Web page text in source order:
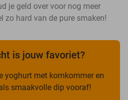
je geld over voor nog meer
zo hard van de pure smaken!
is jouw favoriet?
yoghurt met komkommer en
smaakvolle dip vooraf!